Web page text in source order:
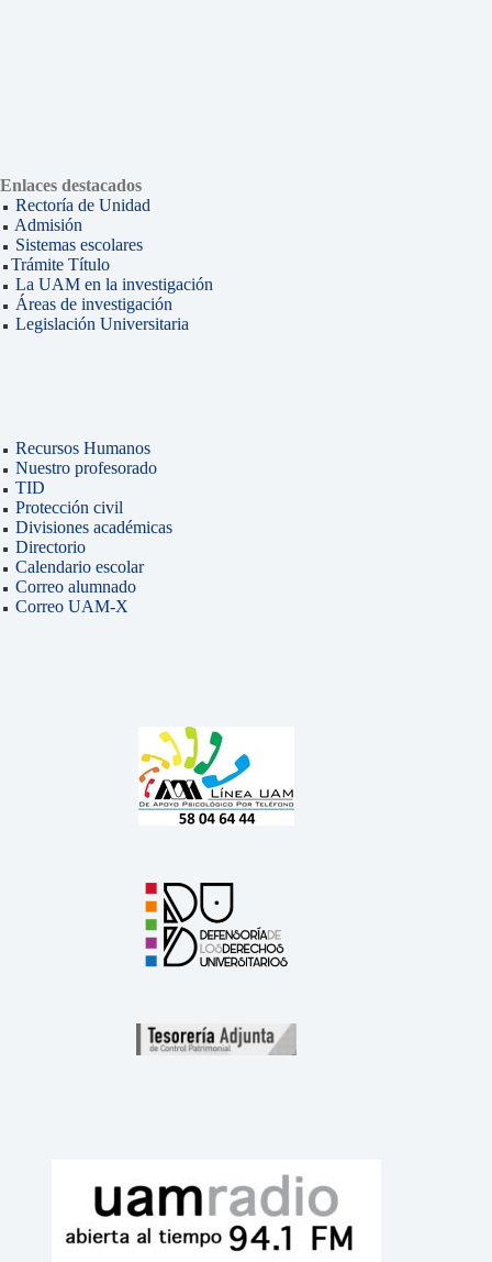
Enlaces destacados
Rectoría de Unidad
Admisión
Sistemas escolares
Trámite Título
La UAM en la investigación
Áreas de investigación
Legislación Universitaria
Recursos Humanos
Nuestro profesorado
TID
Protección civil
Divisiones académicas
Directorio
Calendario escolar
Correo alumnado
Correo UAM-X